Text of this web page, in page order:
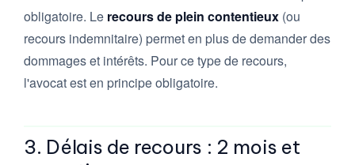
obligatoire. Le recours de plein contentieux (ou
recours indemnitaire) permet en plus de demander des
dommages et intérêts. Pour ce type de recours,
l'avocat est en principe obligatoire.
3. Délais de recours : 2 mois et